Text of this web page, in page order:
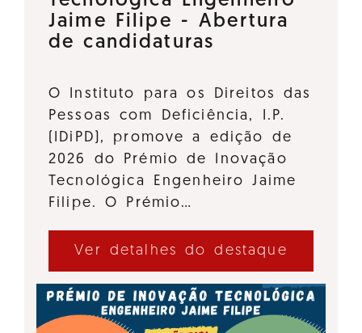
Jaime Filipe - Abertura
de candidaturas
O Instituto para os Direitos das
Pessoas com Deficiência, I.P.
(IDiPD), promove a edição de
2026 do Prémio de Inovação
Tecnológica Engenheiro Jaime
Filipe. O Prémio…
Ver detalhes do destaque